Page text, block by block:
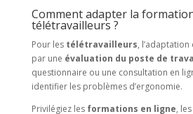
Comment adapter la
télétravailleurs ?
Pour les télétravailleurs,
par une évaluation du poste de
questionnaire ou une consultation en
identifier les problèmes d’ergonomie.
Privilégiez les formations en ligne, les